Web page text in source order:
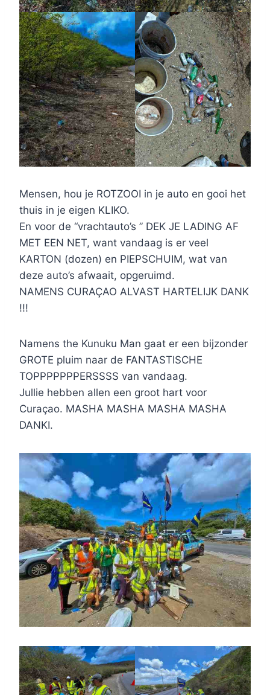
Mensen, hou je ROTZOOI in je auto en gooi het
thuis in je eigen KLIKO.
En voor de “vrachtauto’s ” DEK JE LADING AF
MET EEN NET, want vandaag is er veel
KARTON (dozen) en PIEPSCHUIM, wat van
deze auto’s afwaait, opgeruimd.
NAMENS CURAÇAO ALVAST HARTELIJK DANK
!!!
Namens the Kunuku Man gaat er een bijzonder
GROTE pluim naar de FANTASTISCHE
TOPPPPPPPERSSSS van vandaag.
Jullie hebben allen een groot hart voor
Curaçao. MASHA MASHA MASHA MASHA
DANKI.